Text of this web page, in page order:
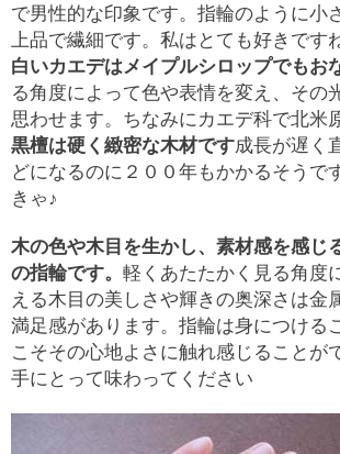
で男性的な印象です。指輪のように小
上品で繊細です。私はとても好きです
白いカエデはメイプルシロップでもお
る角度によって色や表情を変え、その
思わせます。ちなみにカエデ科で北米
黒檀は硬く緻密な木材です成長が遅く
どになるのに２００年もかかるそうで
きゃ♪
木の色や木目を生かし、素材感を感じ
の指輪です。 軽くあたたかく見る角度
える木目の美しさや輝きの奥深さは金
満足感があります。指輪は身につける
こそその心地よさに触れ感じることが
手にとって味わってください